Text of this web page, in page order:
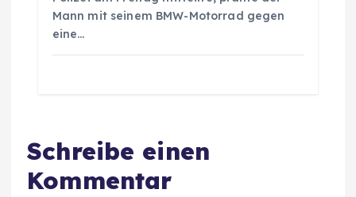
Mann mit seinem BMW-Motorrad gegen
eine…
Schreibe einen
Kommentar